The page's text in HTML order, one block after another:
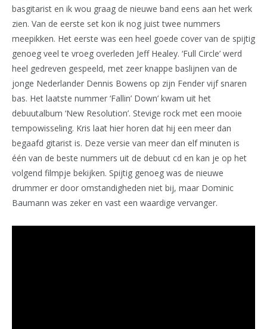
basgitarist en ik wou graag de nieuwe band eens aan het werk
zien. Van de eerste set kon ik nog juist twee nummers
meepikken. Het eerste was een heel goede cover van de spijtig
genoeg veel te vroeg overleden Jeff Healey. ‘Full Circle’ werd
heel gedreven gespeeld, met zeer knappe baslijnen van de
jonge Nederlander Dennis Bowens op zijn Fender vijf snaren
bas. Het laatste nummer ‘Fallin’ Down’ kwam uit het
debuutalbum ‘New Resolution’. Stevige rock met een mooie
tempowisseling. Kris laat hier horen dat hij een meer dan
begaafd gitarist is. Deze versie van meer dan elf minuten is
één van de beste nummers uit de debuut cd en kan je op het
volgend filmpje bekijken. Spijtig genoeg was de nieuwe
drummer er door omstandigheden niet bij, maar Dominic
Baumann was zeker en vast een waardige vervanger.